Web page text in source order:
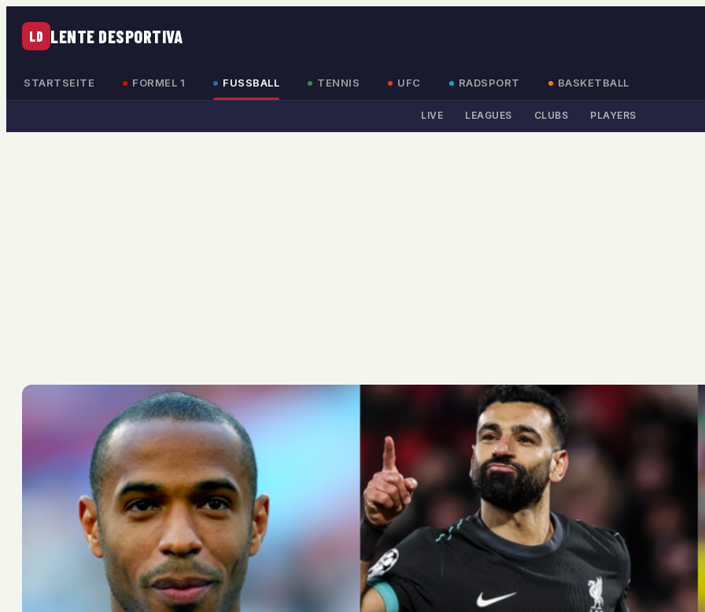
LD LENTE DESPORTIVA
STARTSEITE FORMEL 1 FUSSBALL TENNIS UFC RADSPORT BASKETBALL
LIVE LEAGUES CLUBS PLAYERS